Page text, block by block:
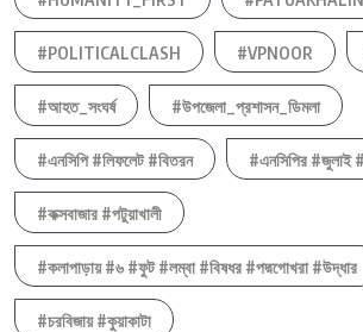
#POLITICALCLASH #VPNOOR
#আহত_সংঘর্ষ #উপজেলা_প্রশাসন_ডিমলা
#এনসিপি #লিফলেট #বিতরন #এনসিপির #জুলাই
#কক্সবাজার #পটুয়াখালী
#কলাপাড়ায় #৬ #ফুট #লম্বা #বিষধর #পদ্মগোখরা #উদ্ধার
#চরবিজায় #কুয়াকাটা